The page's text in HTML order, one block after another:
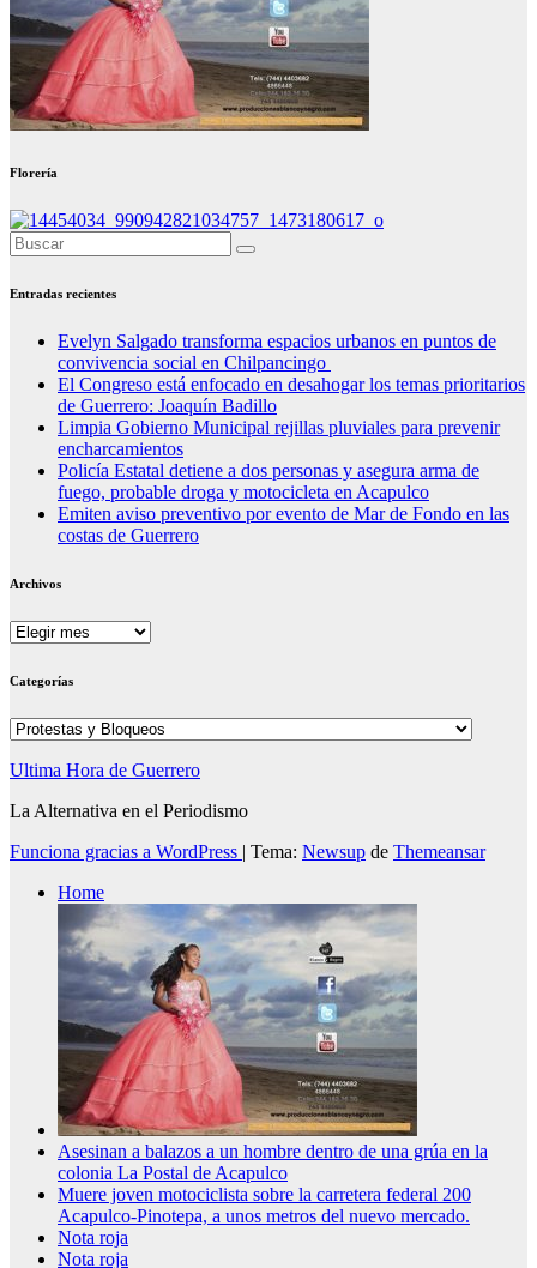
Florería
Entradas recientes
Evelyn Salgado transforma espacios urbanos en puntos de
convivencia social en Chilpancingo
El Congreso está enfocado en desahogar los temas prioritarios
de Guerrero: Joaquín Badillo
Limpia Gobierno Municipal rejillas pluviales para prevenir
encharcamientos
Policía Estatal detiene a dos personas y asegura arma de
fuego, probable droga y motocicleta en Acapulco
Emiten aviso preventivo por evento de Mar de Fondo en las
costas de Guerrero
Archivos
Archivos
Categorías
Categorías
Ultima Hora de Guerrero
La Alternativa en el Periodismo
Funciona gracias a WordPress | Tema: Newsup de Themeansar
Home
Asesinan a balazos a un hombre dentro de una grúa en la
colonia La Postal de Acapulco
Muere joven motociclista sobre la carretera federal 200
Acapulco-Pinotepa, a unos metros del nuevo mercado.
Nota roja
Nota roja